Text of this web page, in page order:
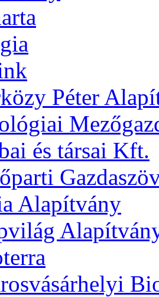
Péter
és társai Kft.
Alapítvány